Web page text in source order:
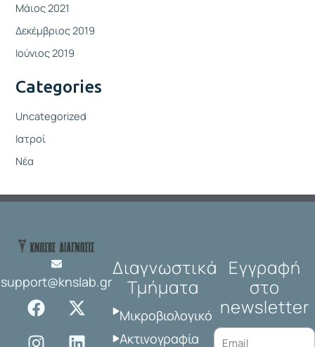
Μάιος 2021
Δεκέμβριος 2019
Ιούνιος 2019
Categories
Uncategorized
Ιατροί
Νέα
support@knslab.gr
F
a
c
X
-
t
I
n
s
L
i
n
Διαγνωστικά
Τμήματα
Μικροβιολογικό
Ακτινογραφία
Εγγραφή
στο
newsletter